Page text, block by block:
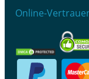
Online-